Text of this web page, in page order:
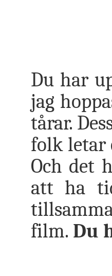
Du har
jag
tårar.
folk letar
Och det
att ha
film. Du